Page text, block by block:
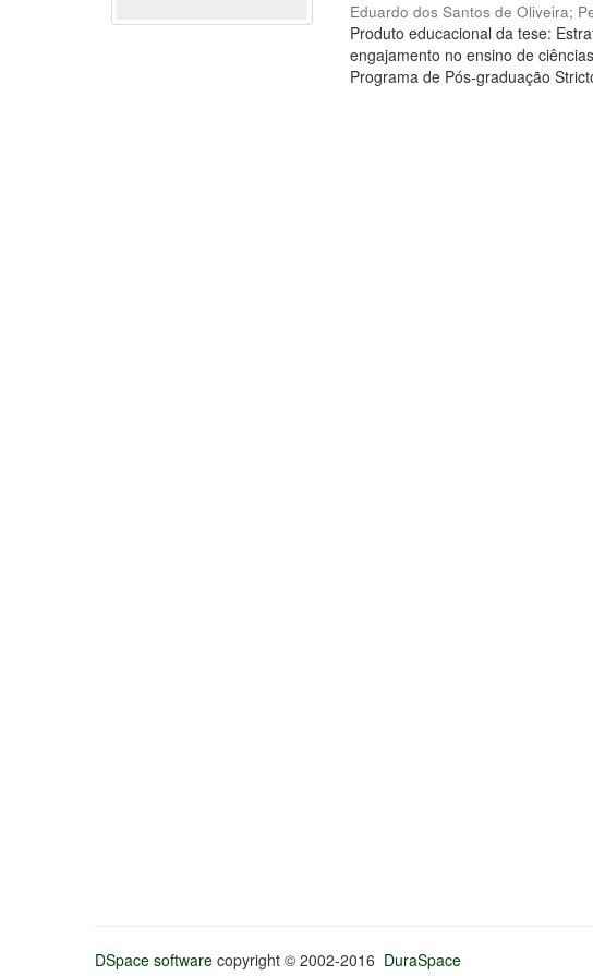
Eduardo dos Santos de Oliveira;
Produto educacional da tese:
engajamento no ensino de
Programa de Pós-graduação
DSpace software copyright © 2002-2016 DuraSpace